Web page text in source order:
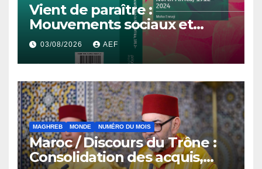
Vient de paraître :
Mouvements sociaux et
démocratisation en Afrique
du Nord, 1912-2024
03/08/2026 AEF
MAGHREB MONDE NUMÉRO DU MOIS
Maroc / Discours du Trône :
Consolidation des acquis,